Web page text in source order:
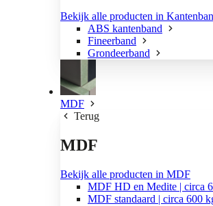
Bekijk alle producten in
ABS kantenband
Fineerband
Grondeerband
MDF
Terug
MDF
Bekijk alle producten in MDF
MDF HD en Medite | circa
MDF standaard | circa 600